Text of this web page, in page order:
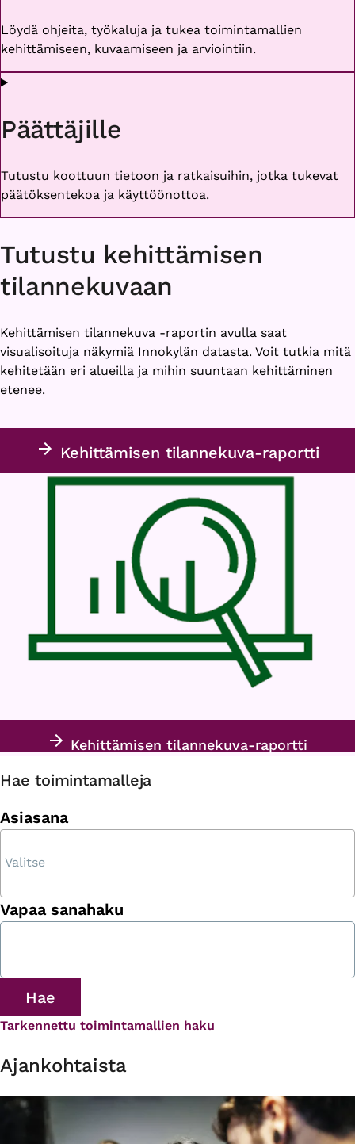
Löydä ohjeita, työkaluja ja tukea toimintamallien
kehittämiseen, kuvaamiseen ja arviointiin.
Päättäjille
Tutustu koottuun tietoon ja ratkaisuihin, jotka tukevat
päätöksentekoa ja käyttöönottoa.
Tutustu kehittämisen
tilannekuvaan
Kehittämisen tilannekuva -raportin avulla saat
visualisoituja näkymiä Innokylän datasta. Voit tutkia mitä
kehitetään eri alueilla ja mihin suuntaan kehittäminen
etenee.
Kehittämisen tilannekuva-raportti
Kehittämisen tilannekuva-raportti
Hae toimintamalleja
Asiasana
Vapaa sanahaku
Tarkennettu toimintamallien haku
Ajankohtaista